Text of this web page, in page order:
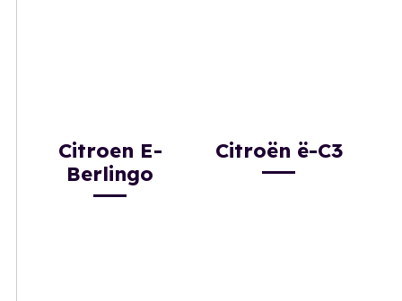
Citroen E-
Berlingo
Citroën ë-C3